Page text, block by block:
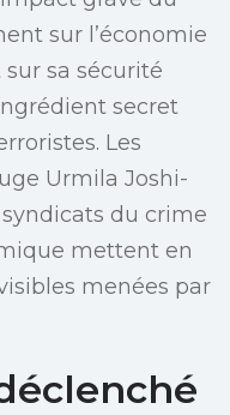
sur l’économie
sa sécurité
secret
Les
Urmila Joshi-
du crime
mettent en
menées par